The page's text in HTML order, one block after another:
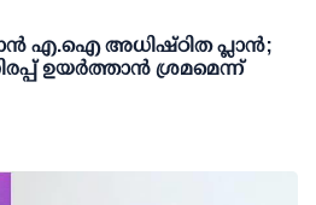
എ.ഐ അധിഷ്ഠിത പ്ലാന്‍;
ഉയര്‍ത്താന്‍ ശ്രമമെന്ന്